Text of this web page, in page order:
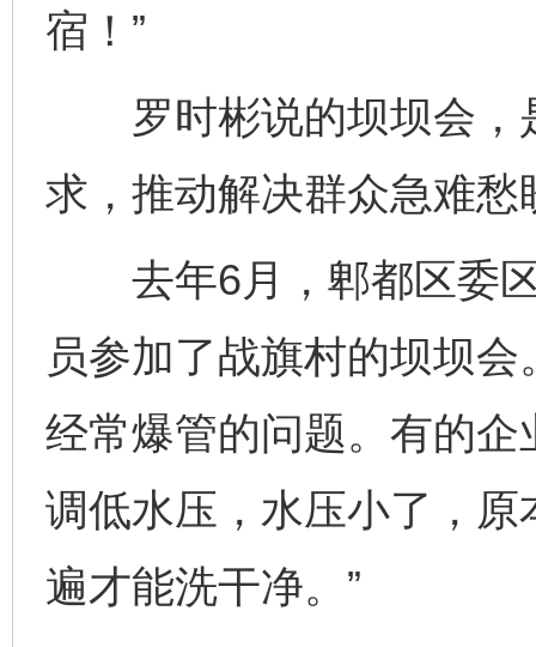
宿！”
罗时彬说的坝坝会，
求，推动解决群众急难
去年6月，郫都区委区
员参加了战旗村的坝坝
经常爆管的问题。有的企
调低水压，水压小了，
遍才能洗干净。”